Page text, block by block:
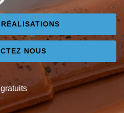
NOUS